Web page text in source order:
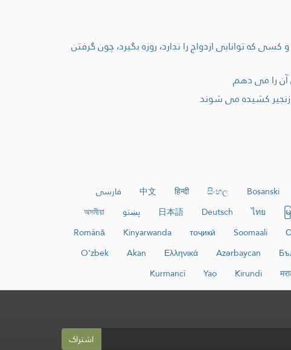
كه توانايی ازدواج را ندارد، روزه بگيرد، چون گرفتن
آن را می دهم
کشيده می شوند
Bosanski
සිංහල
हिन्दी
中文
فارسی
ไทย
Deutsch
日本語 پښتو
অসমীয়া
Soomaali
тоҷикӣ
Kinyarwanda
Română
Azərbaycan
Ελληνικά
Akan
O‘zbek
Kirundi
Yao
Kurmancî
اشتراک